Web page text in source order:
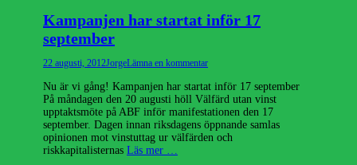
Kampanjen har startat inför 17
september
Publicerad
22 augusti, 2012Författare
JorgeLämna en kommentar
Nu är vi gång! Kampanjen har startat inför 17 september
På måndagen den 20 augusti höll Välfärd utan vinst
upptaktsmöte på ABF inför manifestationen den 17
september. Dagen innan riksdagens öppnande samlas
opinionen mot vinstuttag ur välfärden och
riskkapitalisternas Läs mer …